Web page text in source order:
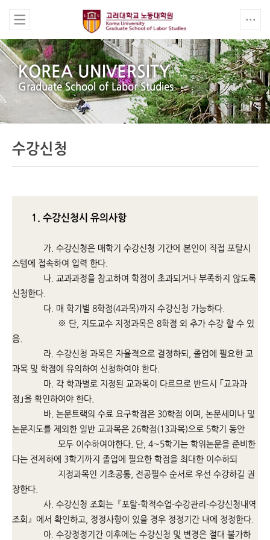
KOREA UNIVERSITY
Graduate School of Labor Studies
수강신청
1. 수강신청시 유의사항
가. 수강신청은 매학기 수강신청 기간에 본인이 직접 포탈시
스템에 접속하여 입력 한다.
나. 교과과정을 참고하여 학점이 초과되거나 부족하지 않도록
신청한다.
다. 매 학기별 8학점(4과목)까지 수강신청 가능하다.
※ 단, 지도교수 지정과목은 8학점 외 추가 수강 할 수 있
음.
라. 수강신청 과목은 자율적으로 결정하되, 졸업에 필요한 교
과목 및 학점에 유의하여 신청하여야 한다.
마. 각 학과별로 지정된 교과목이 다르므로 반드시 ｢교과과
정｣을 확인하여야 한다.
바. 논문트랙의 수료 요구학점은 30학점 이며, 논문세미나 및
논문지도를 제외한 일반 교과목은 26학점(13과목)으로 5학기 동안
모두 이수하여야한다. 단, 4∼5학기는 학위논문을 준비한
다는 전제하에 3학기까지 졸업에 필요한 학점을 최대한 이수하되
지정과목인 기초공통, 전공필수 순서로 우선 수강하길 권
장한다.
사. 수강신청 조회는『포탈-학적수업-수강관리-수강신청내역
조회』에서 확인하고, 정정사항이 있을 경우 정정기간 내에 정정한다.
아. 수강정정기간 이후에는 수강신청 및 변경은 절대 불가하